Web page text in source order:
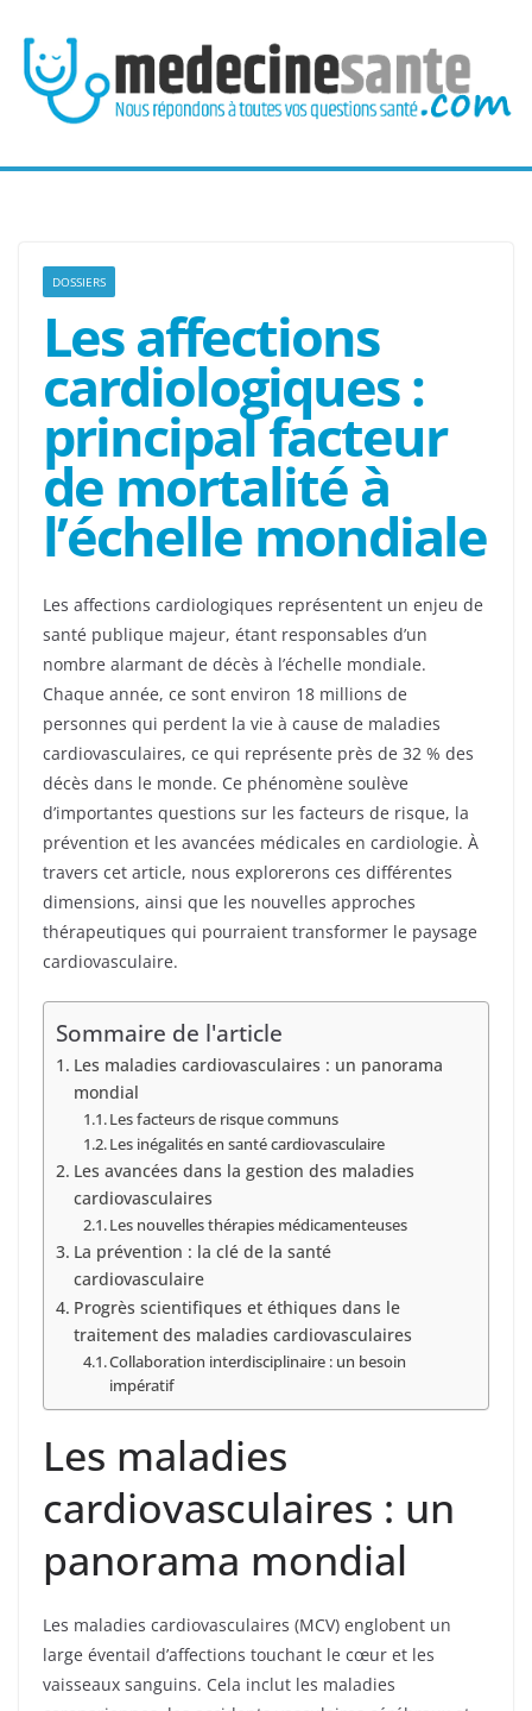
contenu
DOSSIERS
Les affections
cardiologiques :
principal facteur
de mortalité à
l’échelle mondiale
Les affections cardiologiques représentent un enjeu de
santé publique majeur, étant responsables d’un
nombre alarmant de décès à l’échelle mondiale.
Chaque année, ce sont environ 18 millions de
personnes qui perdent la vie à cause de maladies
cardiovasculaires, ce qui représente près de 32 % des
décès dans le monde. Ce phénomène soulève
d’importantes questions sur les facteurs de risque, la
prévention et les avancées médicales en cardiologie. À
travers cet article, nous explorerons ces différentes
dimensions, ainsi que les nouvelles approches
thérapeutiques qui pourraient transformer le paysage
cardiovasculaire.
Sommaire de l'article
Les maladies cardiovasculaires : un panorama
mondial
Les facteurs de risque communs
Les inégalités en santé cardiovasculaire
Les avancées dans la gestion des maladies
cardiovasculaires
Les nouvelles thérapies médicamenteuses
La prévention : la clé de la santé
cardiovasculaire
Progrès scientifiques et éthiques dans le
traitement des maladies cardiovasculaires
Collaboration interdisciplinaire : un besoin
impératif
Les maladies
cardiovasculaires : un
panorama mondial
Les maladies cardiovasculaires (MCV) englobent un
large éventail d’affections touchant le cœur et les
vaisseaux sanguins. Cela inclut les maladies